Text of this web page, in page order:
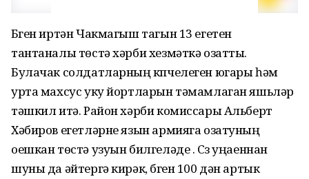
Бүген иртән Чакмагыш тагын 13 егетен
тантаналы төстә хәрби хезмәткә озатты.
Булачак солдатларның күпчелеген югары һәм
урта махсус уку йортларын тәмамлаган яшьләр
тәшкил итә. Район хәрби комиссары Альберт
Хәбиров егетләрне язын армияга озатуның
оешкан төстә узуын билгеләде . Сүз уңаеннан
шуны да әйтергә кирәк, бүген 100 дән артык